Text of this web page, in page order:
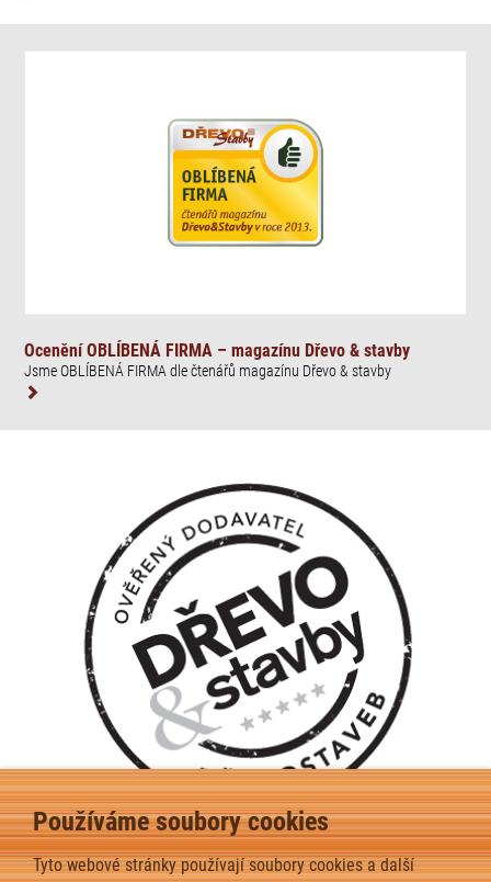
Používáme soubory cookies
Tyto webové stránky používají soubory cookies a další
Ocenění OBLÍBENÁ FIRMA – magazínu Dřevo & stavby
Jsme OBLÍBENÁ FIRMA dle čtenářů magazínu Dřevo & stavby
Ověřený dodavatel moderních dřevostaveb